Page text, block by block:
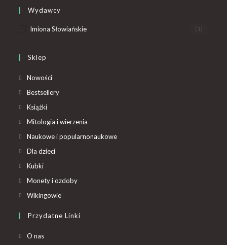
Wydawcy
Imiona Słowiańskie (1)
Sklep
Nowości
Bestsellery
Książki
Mitologia i wierzenia
Naukowe i popularnonaukowe
Dla dzieci
Kubki
Monety i ozdoby
Wikingowie
Przydatne Linki
O nas